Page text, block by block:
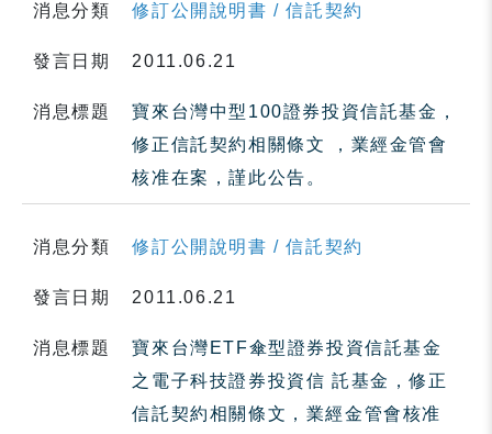
消息分類 修訂公開說明書 / 信託契約
發言日期 2011.06.21
消息標題
寶來台灣中型100證券投資信託基金，
修正信託契約相關條文 ，業經金管會
核准在案，謹此公告。
消息分類 修訂公開說明書 / 信託契約
發言日期 2011.06.21
消息標題
寶來台灣ETF傘型證券投資信託基金
之電子科技證券投資信 託基金，修正
信託契約相關條文，業經金管會核准